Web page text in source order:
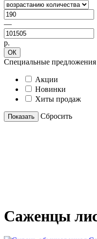
—
р.
ОК
Специальные предложения
Акции
Новинки
Хиты продаж
Показать Cбросить
Саженцы